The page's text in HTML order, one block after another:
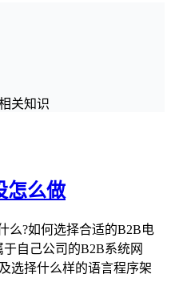
关知识
怎么做
么?如何选择合适的B2B电
自己公司的B2B系统网
选择什么样的语言程序架